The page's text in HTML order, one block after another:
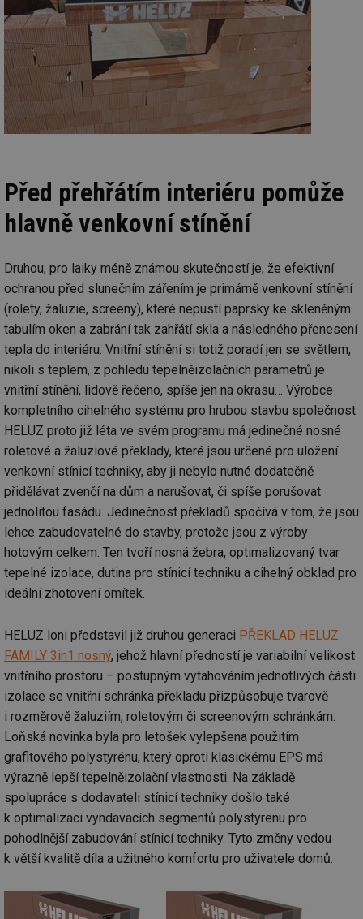
Před přehřátím interiéru pomůže
hlavně venkovní stínění
Druhou, pro laiky méně známou skutečností je, že efektivní
ochranou před slunečním zářením je primárně venkovní stínění
(rolety, žaluzie, screeny), které nepustí paprsky ke skleněným
tabulím oken a zabrání tak zahřátí skla a následného přenesení
tepla do interiéru. Vnitřní stínění si totiž poradí jen se světlem,
nikoli s teplem, z pohledu tepelněizolačních parametrů je
vnitřní stínění, lidově řečeno, spíše jen na okrasu… Výrobce
kompletního cihelného systému pro hrubou stavbu společnost
HELUZ proto již léta ve svém programu má jedinečné nosné
roletové a žaluziové překlady, které jsou určené pro uložení
venkovní stínicí techniky, aby ji nebylo nutné dodatečně
přidělávat zvenčí na dům a narušovat, či spíše porušovat
jednolitou fasádu. Jedinečnost překladů spočívá v tom, že jsou
lehce zabudovatelné do stavby, protože jsou z výroby
hotovým celkem. Ten tvoří nosná žebra, optimalizovaný tvar
tepelné izolace, dutina pro stínicí techniku a cihelný obklad pro
ideální zhotovení omítek.
HELUZ loni představil již druhou generaci PŘEKLAD HELUZ
FAMILY 3in1 nosný, jehož hlavní předností je variabilní velikost
vnitřního prostoru – postupným vytahováním jednotlivých části
izolace se vnitřní schránka překladu přizpůsobuje tvarově
i rozměrově žaluziím, roletovým či screenovým schránkám.
Loňská novinka byla pro letošek vylepšena použitím
grafitového polystyrénu, který oproti klasickému EPS má
výrazně lepší tepelněizolační vlastnosti. Na základě
spolupráce s dodavateli stínicí techniky došlo také
k optimalizaci vyndavacích segmentů polystyrenu pro
pohodlnější zabudování stínicí techniky. Tyto změny vedou
k větší kvalitě díla a užitného komfortu pro uživatele domů.